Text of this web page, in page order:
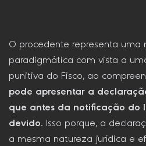
O procedente representa uma
paradigmática com vista a
punitiva do Fisco, ao
pode apresentar a
que antes da notificação do
devido. Isso porque, a
a mesma natureza jurídica e